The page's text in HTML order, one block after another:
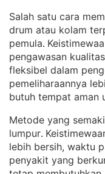
Salah satu cara
drum atau kolam
pemula.
pengawasan
fleksibel dalam
pemeliharaannya
butuh tempat aman
Metode yang
lumpur.
lebih bersih, waktu
penyakit yang